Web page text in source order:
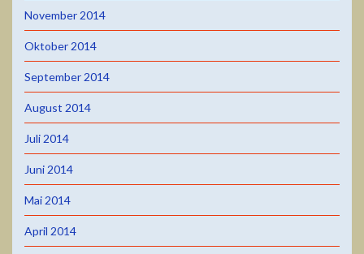
November 2014
Oktober 2014
September 2014
August 2014
Juli 2014
Juni 2014
Mai 2014
April 2014